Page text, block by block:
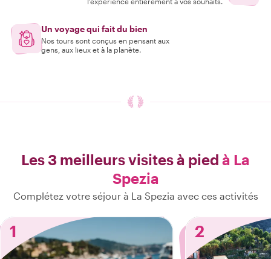
Un voyage qui fait du bien
Nos tours sont conçus en pensant aux
gens, aux lieux et à la planète.
Les 3 meilleurs visites à pied à La
Spezia
Complétez votre séjour à La Spezia avec ces activités
1 2